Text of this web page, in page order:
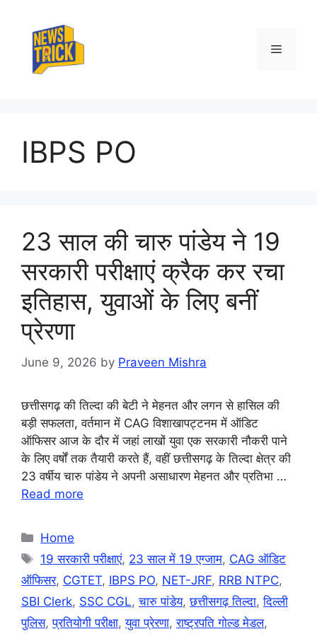
content
Menu
IBPS PO
23 साल की चारु पांडेय ने 19
सरकारी परीक्षाएं क्रैक कर रचा
इतिहास, युवाओं के लिए बनीं
प्रेरणा
June 9, 2026 by Praveen Mishra
छत्तीसगढ़ की तिल्दा की बेटी ने मेहनत और लगन से हासिल की
बड़ी सफलता, वर्तमान में CAG विशाखापट्टनम में ऑडिट
ऑफिसर आज के दौर में जहां लाखों युवा एक सरकारी नौकरी पाने
के लिए वर्षों तक तैयारी करते हैं, वहीं छत्तीसगढ़ के तिल्दा क्षेत्र की
23 वर्षीय चारु पांडेय ने अपनी असाधारण मेहनत और प्रतिभा …
Read more
Categories
Home
Tags
19 सरकारी परीक्षाएं, 23 साल में 19 एग्जाम, CAG ऑडिट
ऑफिसर, CGTET, IBPS PO, NET-JRF, RRB NTPC,
SBI Clerk, SSC CGL,चारु पांडेय,छत्तीसगढ़ तिल्दा,दिल्ली
पुलिस,प्रतियोगी परीक्षा,युवा प्रेरणा,राष्ट्रपति गोल्ड मेडल,